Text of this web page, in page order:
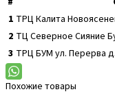
1 ТРЦ Калита
2 ТЦ Северное Сияние
3 ТРЦ БУМ ул. Перерва
Похожие товары